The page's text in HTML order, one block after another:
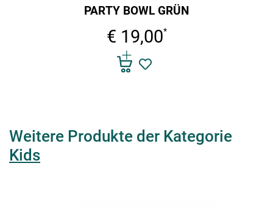
PARTY BOWL GRÜN
€ 19,00*
Weitere Produkte der Kategorie
Kids